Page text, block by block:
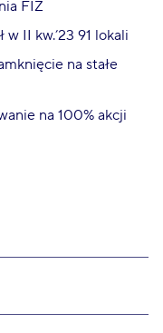
FIZ
II kw.’23 91 lokali
na stałe
na 100% akcji